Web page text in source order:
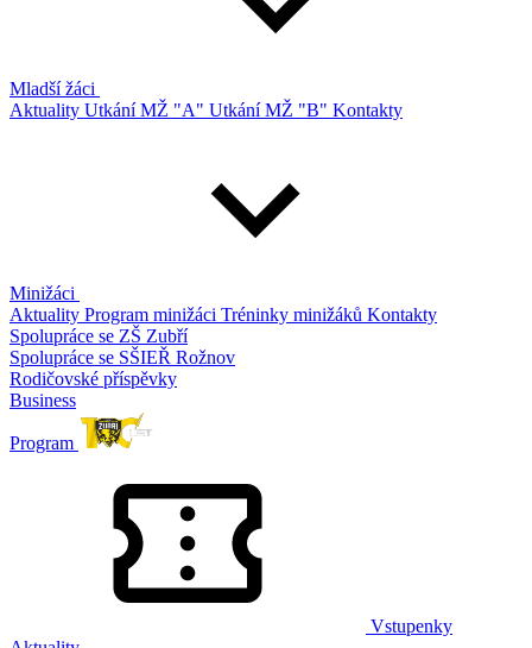
Mladší žáci
Aktuality Utkání MŽ "A" Utkání MŽ "B" Kontakty
Minižáci
Aktuality Program minižáci Tréninky minižáků Kontakty
Spolupráce se ZŠ Zubří
Spolupráce se SŠIEŘ Rožnov
Rodičovské příspěvky
Business
Program
Vstupenky